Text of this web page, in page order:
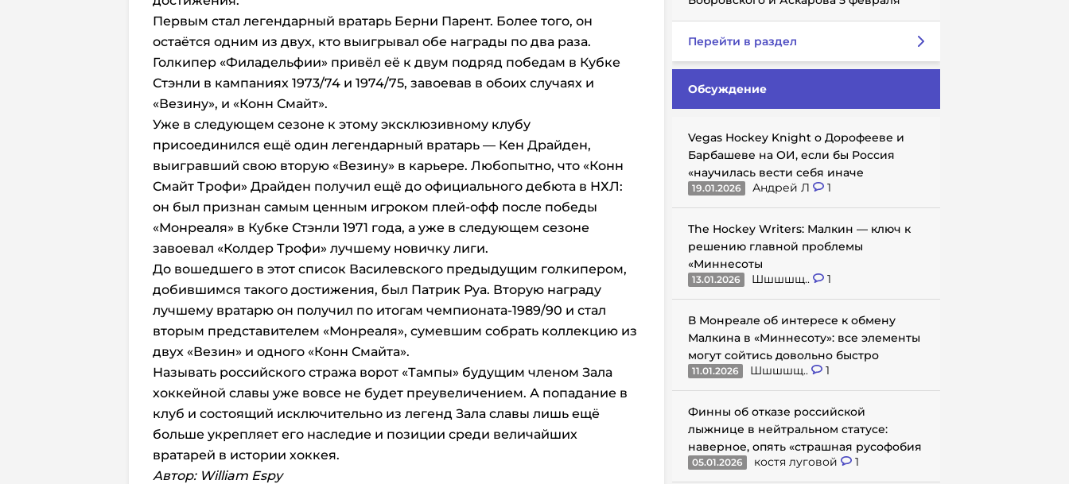
Первым стал легендарный вратарь Берни Парент. Более того, он
остаётся одним из двух, кто выигрывал обе награды по два раза.
Голкипер «Филадельфии» привёл её к двум подряд победам в Кубке
Стэнли в кампаниях 1973/74 и 1974/75, завоевав в обоих случаях и
«Везину», и «Конн Смайт».
Уже в следующем сезоне к этому эксклюзивному клубу
присоединился ещё один легендарный вратарь — Кен Драйден,
выигравший свою вторую «Везину» в карьере. Любопытно, что «Конн
Смайт Трофи» Драйден получил ещё до официального дебюта в НХЛ:
он был признан самым ценным игроком плей-офф после победы
«Монреаля» в Кубке Стэнли 1971 года, а уже в следующем сезоне
завоевал «Колдер Трофи» лучшему новичку лиги.
До вошедшего в этот список Василевского предыдущим голкипером,
добившимся такого достижения, был Патрик Руа. Вторую награду
лучшему вратарю он получил по итогам чемпионата-1989/90 и стал
вторым представителем «Монреаля», сумевшим собрать коллекцию из
двух «Везин» и одного «Конн Смайта».
Называть российского стража ворот «Тампы» будущим членом Зала
хоккейной славы уже вовсе не будет преувеличением. А попадание в
клуб и состоящий исключительно из легенд Зала славы лишь ещё
больше укрепляет его наследие и позиции среди величайших
вратарей в истории хоккея.
Автор: William Espy
Перейти в раздел
Обсуждение
Vegas Hockey Knight о Дорофееве и
Барбашеве на ОИ, если бы Россия
«научилась вести себя иначе
19.01.2026 Андрей Л 1
The Hockey Writers: Малкин — ключ к
решению главной проблемы
«Миннесоты
13.01.2026 Шшшшщ.. 1
В Монреале об интересе к обмену
Малкина в «Миннесоту»: все элементы
могут сойтись довольно быстро
11.01.2026 Шшшшщ.. 1
Финны об отказе российской
лыжнице в нейтральном статусе:
наверное, опять «страшная русофобия
05.01.2026 костя луговой 1